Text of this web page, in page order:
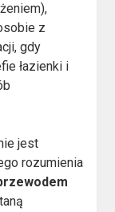
z
gdy
łazienki i
jest
rozumienia